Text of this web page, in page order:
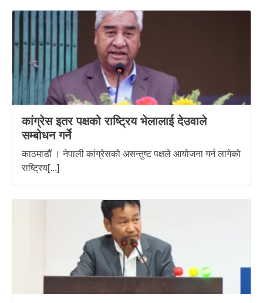
कांग्रेस इतर पक्षको राष्ट्रिय भेलालाई देउवाले
सम्बोधन गर्ने
काठमाडौं । नेपाली कांग्रेसको असन्तुष्ट पक्षले आयोजना गर्न लागेको
राष्ट्रिय[...]